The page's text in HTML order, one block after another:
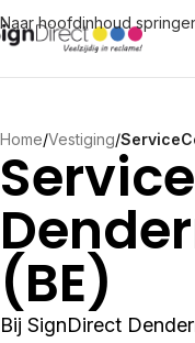
Naar hoofdinhoud
Home/Vestiging/
(BE)
Bij SignDirect